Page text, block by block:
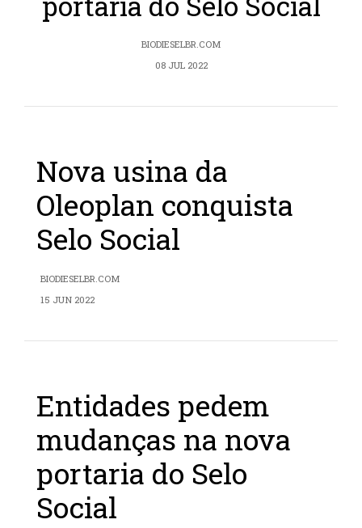
BIODIESELBR.COM
08 JUL 2022
Nova usina da
Oleoplan conquista
Selo Social
BIODIESELBR.COM
15 JUN 2022
Entidades pedem
mudanças na nova
portaria do Selo
Social